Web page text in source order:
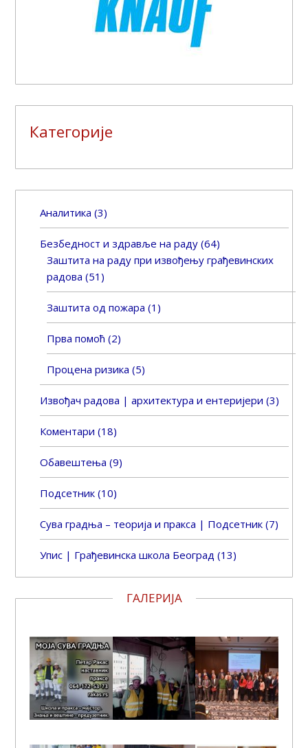
Категорије
Аналитика (3)
Безбедност и здравље на раду (64)
Заштита на раду при извођењу грађевинских
радова (51)
Заштита од пожара (1)
Прва помоћ (2)
Процена ризика (5)
Извођач радова | архитектура и ентеријери (3)
Коментари (18)
Обавештења (9)
Подсетник (10)
Сува градња – теорија и пракса | Подсетник (7)
Упис | Грађевинска школа Београд (13)
ГАЛЕРИЈА